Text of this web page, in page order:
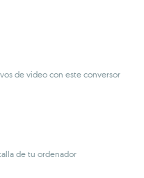
de video con este conversor
de tu ordenador